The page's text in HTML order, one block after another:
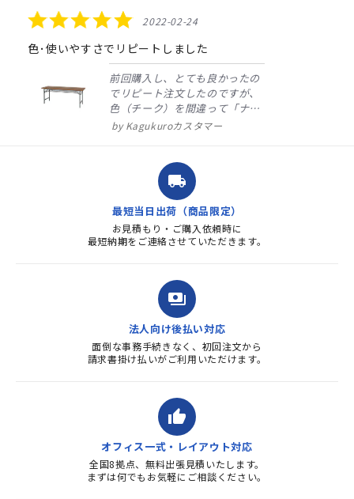
5.0
star
rating
2022-02-24
色･使いやすさでリピートしました
前回購入し、とても良かったの
でリピート注文したのですが、
色（チーク）を間違って「ナチ
ュラル」としてしまいました。
ました。商品到着も早く、品
質・使いやすさで満足していま
す。また、リピートするときは
よろしくお...
Kagukuroカスタマー
local_shipping
最短当日出荷（商品限定）
お見積もり・ご購入依頼時に
最短納期をご連絡させていただきます。
payments
法人向け後払い対応
面倒な事務手続きなく、初回注文から
請求書掛け払いがご利用いただけます。
thumb_up
オフィス一式・レイアウト対応
全国8拠点、無料出張見積いたします。
まずは何でもお気軽にご相談ください。